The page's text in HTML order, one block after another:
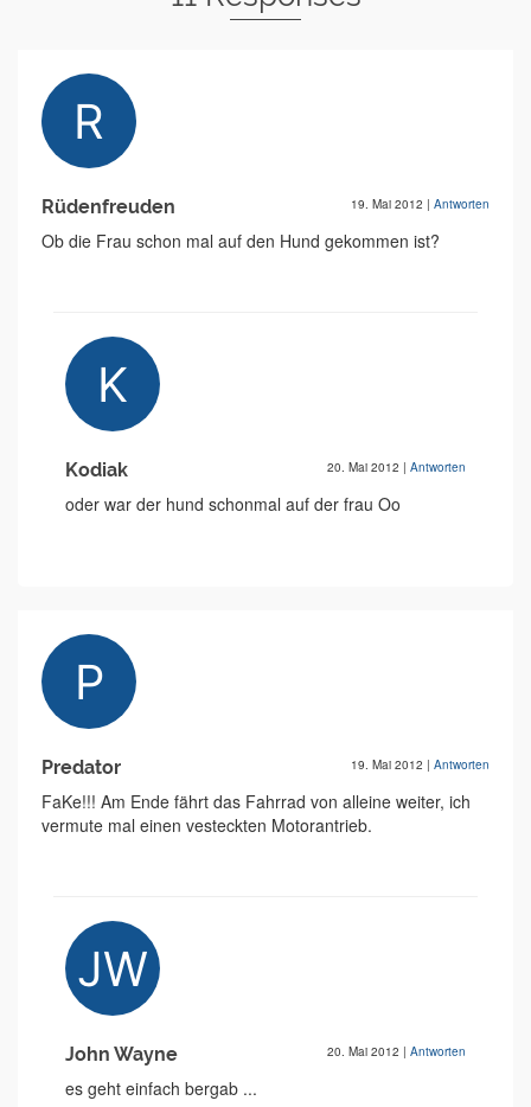
Rüdenfreuden 19. Mai 2012 | Antworten
Ob die Frau schon mal auf den Hund gekommen ist?
Kodiak 20. Mai 2012 | Antworten
oder war der hund schonmal auf der frau Oo
Predator 19. Mai 2012 | Antworten
FaKe!!! Am Ende fährt das Fahrrad von alleine weiter, ich
vermute mal einen vesteckten Motorantrieb.
John Wayne 20. Mai 2012 | Antworten
es geht einfach bergab ...